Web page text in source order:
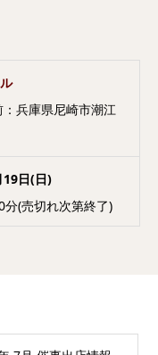
兵庫県尼崎市潮江
19日(日)
(売切れ次第終了)